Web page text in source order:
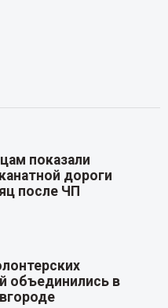
показали
дороги
после ЧП
объединились в